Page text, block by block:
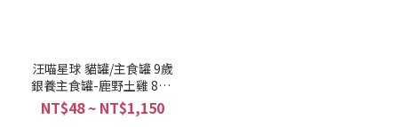
汪喵星球 貓罐/主食罐 9歲
銀養主食罐-鹿野土雞 80G
(4710345541446)
NT$48 ~ NT$1,150